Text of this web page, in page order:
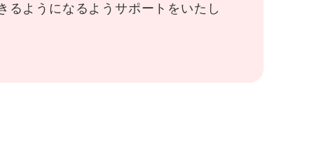
るようになるようサポートをいたし